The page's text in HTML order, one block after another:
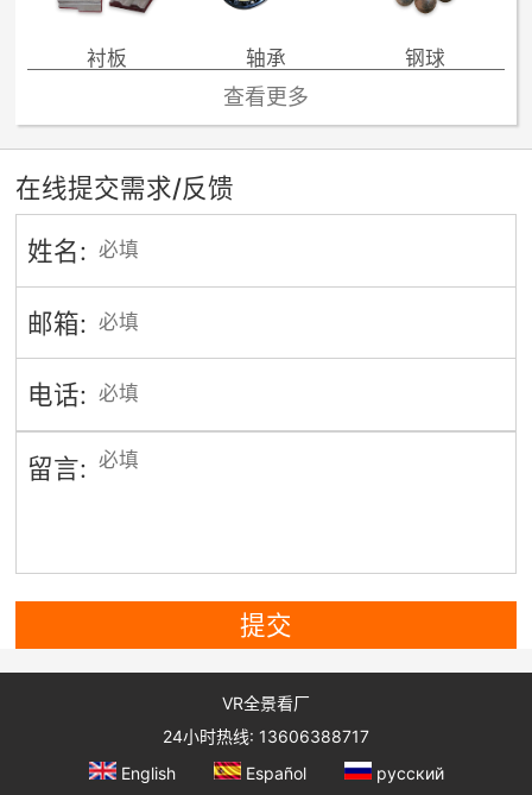
衬板 轴承 钢球
查看更多
在线提交需求/反馈
姓名:
邮箱:
电话:
留言:
提交
VR全景看厂
24小时热线: 13606388717
English
Español русский